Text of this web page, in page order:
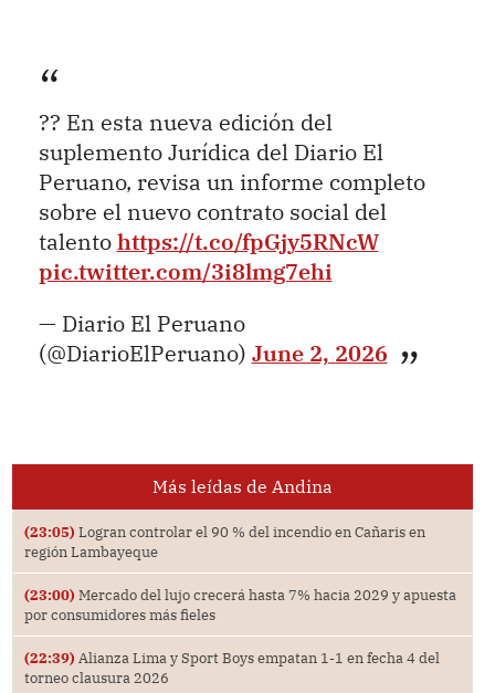
?? En esta nueva edición del
suplemento Jurídica del Diario El
Peruano, revisa un informe completo
sobre el nuevo contrato social del
talento https://t.co/fpGjy5RNcW
pic.twitter.com/3i8lmg7ehi
— Diario El Peruano
(@DiarioElPeruano) June 2, 2026
Más leídas de Andina
(23:05) Logran controlar el 90 % del incendio en Cañaris en
región Lambayeque
(23:00) Mercado del lujo crecerá hasta 7% hacia 2029 y apuesta
por consumidores más fieles
(22:39) Alianza Lima y Sport Boys empatan 1-1 en fecha 4 del
torneo clausura 2026